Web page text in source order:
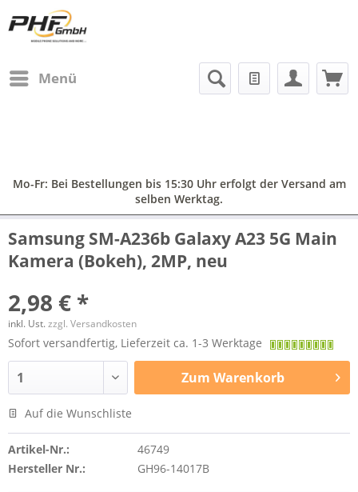
Menü
Mo-Fr: Bei Bestellungen bis 15:30 Uhr erfolgt der Versand am
selben Werktag.
Samsung SM-A236b Galaxy A23 5G Main
Kamera (Bokeh), 2MP, neu
2,98 € *
inkl. Ust.zzgl. Versandkosten
Sofort versandfertig, Lieferzeit ca. 1-3 Werktage
Zum Warenkorb
Auf die Wunschliste
Artikel-Nr.:
46749
Hersteller Nr.:
GH96-14017B